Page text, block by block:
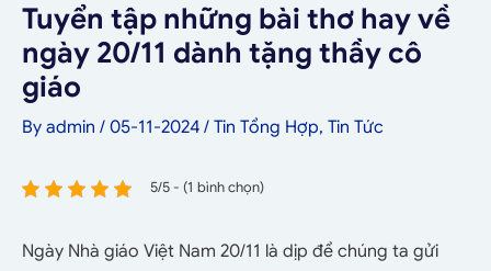
Tuyển tập những bài thơ hay về
ngày 20/11 dành tặng thầy cô
giáo
By admin / 05-11-2024 / Tin Tổng Hợp, Tin Tức
5/5 - (1 bình chọn)
Ngày Nhà giáo Việt Nam 20/11 là dịp để chúng ta gửi